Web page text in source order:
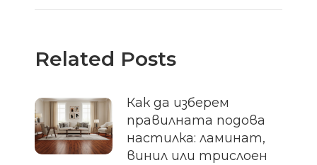
Related Posts
Как да изберем
правилната подова
настилка: ламинат,
винил или трислоен